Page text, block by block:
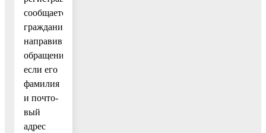
сообщается
гражданину,
направившему
обращение,
если его
фамилия
и почто-
вый
адрес